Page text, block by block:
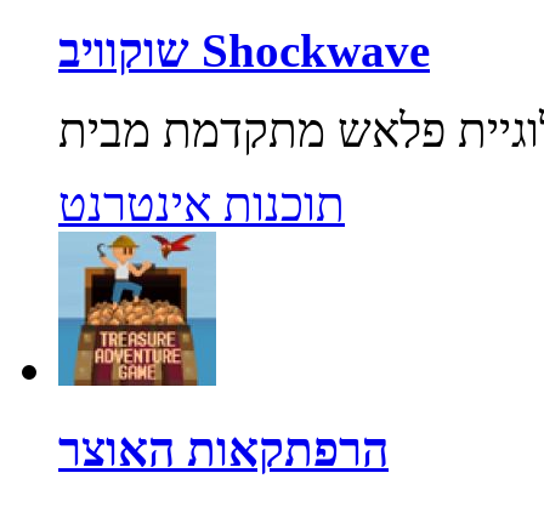
שוקוויב Shockwave
תוכנות אינטרנט
הרפתקאות האוצר